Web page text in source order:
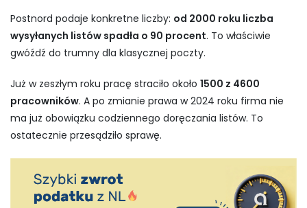
Postnord podaje konkretne liczby: od 2000 roku liczba
wysyłanych listów spadła o 90 procent. To właściwie
gwóźdź do trumny dla klasycznej poczty.
Już w zeszłym roku pracę straciło około 1500 z 4600
pracowników. A po zmianie prawa w 2024 roku firma nie
ma już obowiązku codziennego doręczania listów. To
ostatecznie przesądziło sprawę.